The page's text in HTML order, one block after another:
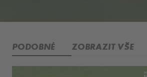
PODOBNÉ ZOBRAZIT VŠE